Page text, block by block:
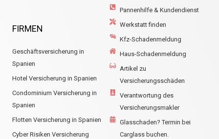
FIRMEN
Geschäftsversicherung in
Spanien
Hotel Versicherung in Spanien
Condominium Versicherung in
Spanien
Flotten Versicherung in Spanien
Cyber Risiken Versicherung
Pannenhilfe & Kundendienst
Werkstatt finden
Kfz-Schadenmeldung
Haus-Schadenmeldung
Artikel zu
Versicherungsschäden
Verantwortung des
Versicherungsmakler
Glasschaden? Termin bei
Carglass buchen.